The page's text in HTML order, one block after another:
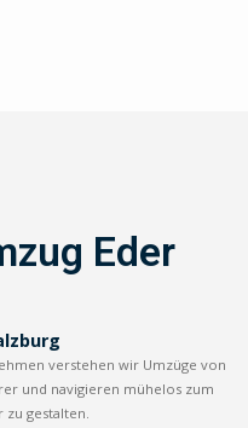
Eder
verstehen wir Umzüge von
und navigieren mühelos zum
gestalten.